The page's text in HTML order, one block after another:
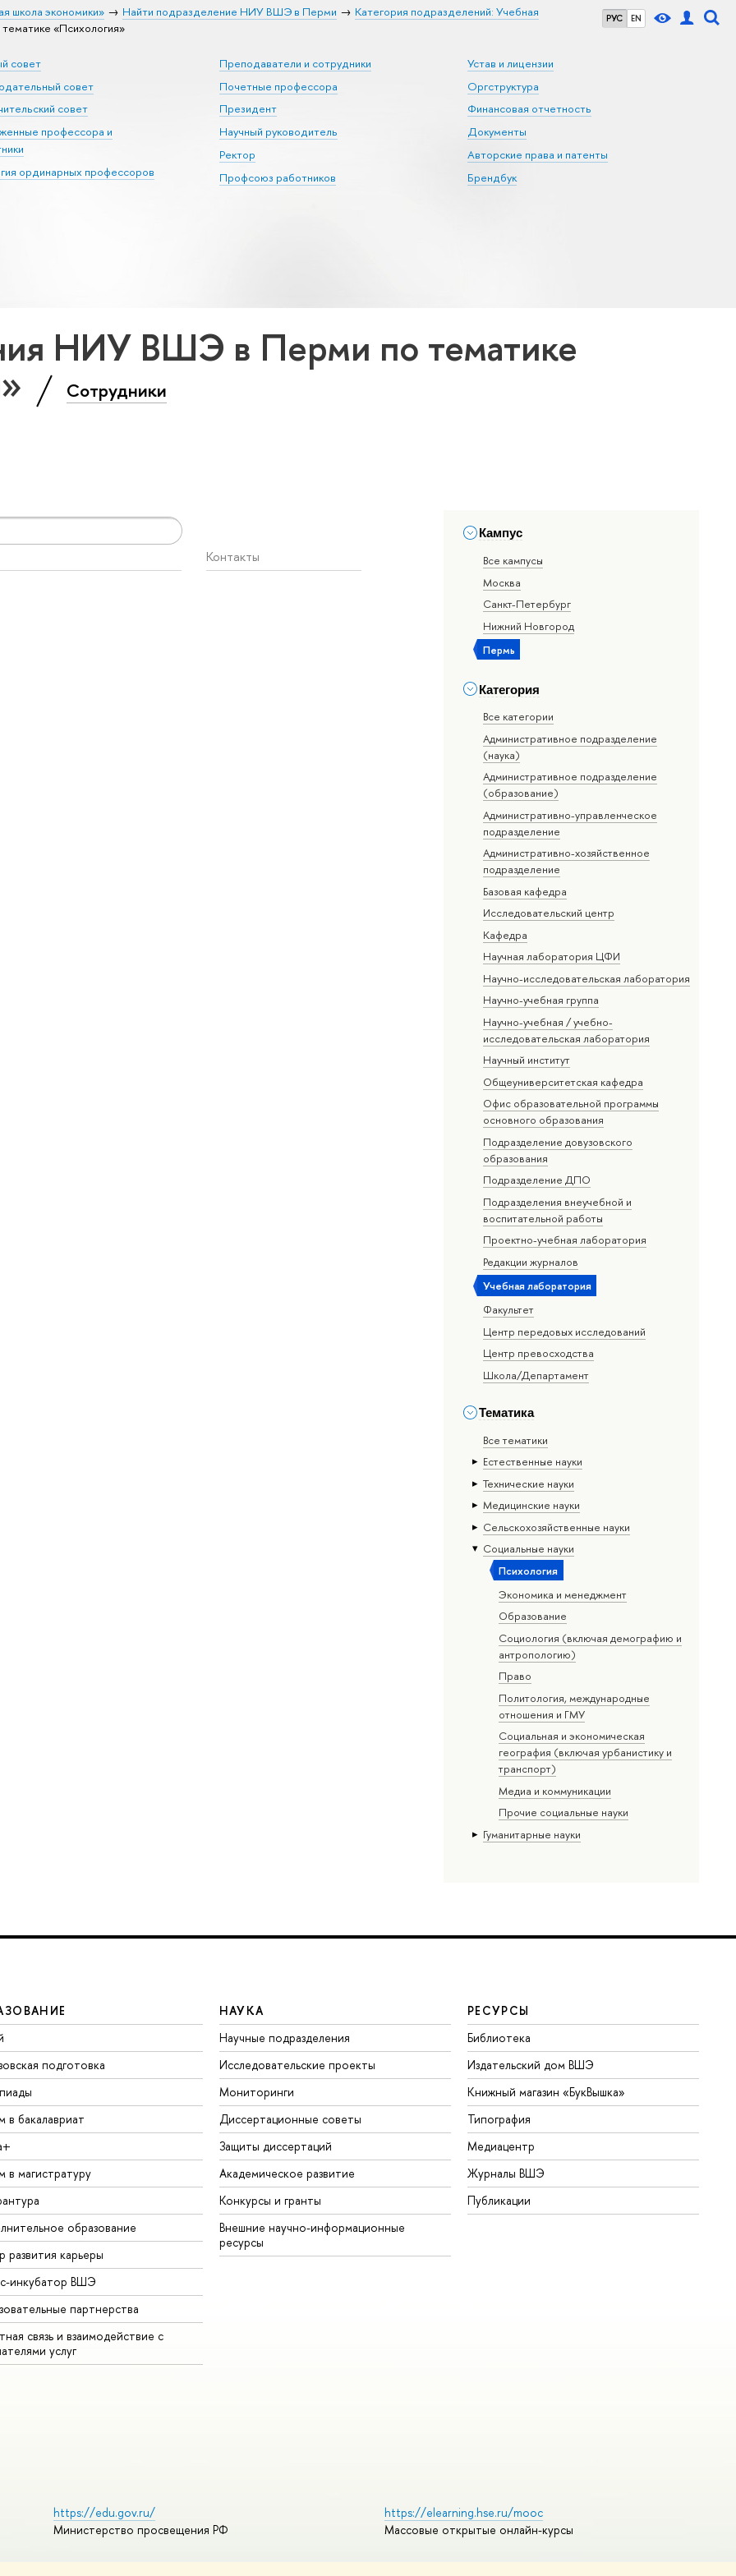
РУС EN
школа экономики» Найти подразделение НИУ ВШЭ в Перми
Категория подразделений: Учебная
«Психология»
совет
совет
совет
профессора и
ординарных профессоров
Преподаватели и сотрудники
Почетные профессора
Президент
Научный руководитель
Ректор
Профсоюз работников
Устав и лицензии
Оргструктура
Финансовая отчетность
Документы
Авторские права и патенты
Брендбук
НИУ ВШЭ в Перми по тематике
Сотрудники
Кампус
Все кампусы
Москва
Санкт-Петербург
Нижний Новгород
Пермь
Категория
Все категории
Административное подразделение
(наука)
Административное подразделение
(образование)
Административно-управленческое
подразделение
Административно-хозяйственное
подразделение
Базовая кафедра
Исследовательский центр
Кафедра
Научная лаборатория ЦФИ
Научно-исследовательская лаборатория
Научно-учебная группа
Научно-учебная / учебно-
исследовательская лаборатория
Научный институт
Общеуниверситетская кафедра
Офис образовательной программы
основного образования
Подразделение довузовского
образования
Подразделение ДПО
Подразделения внеучебной и
воспитательной работы
Проектно-учебная лаборатория
Редакции журналов
Учебная лаборатория
Факультет
Центр передовых исследований
Центр превосходства
Школа/Департамент
Тематика
Все тематики
Естественные науки
Тех­ничес­кие науки
Медицинские науки
Сельскохозяйственные науки
Социальные науки
Психология
Экономика и менеджмент
Образование
Социология (включая демографию и
антропологию)
Право
Политология, международные
отношения и ГМУ
Социальная и экономическая
география (включая урбанистику и
транспорт)
Медиа и коммуникации
Прочие социальные науки
Гуманитарные науки
Контакты
подготовка
в бакалавриат
в магистратуру
образование
развития карьеры
инкубатор ВШЭ
партнерства
связь и взаимодействие с
услуг
НАУКА
Научные подразделения
Исследовательские проекты
Мониторинги
Диссертационные советы
Защиты диссертаций
Академическое развитие
Конкурсы и гранты
Внешние научно-информационные
ресурсы
РЕСУРСЫ
Библиотека
Издательский дом ВШЭ
Книжный магазин «БукВышка»
Типография
Медиацентр
Журналы ВШЭ
Публикации
https://edu.gov.ru/
Министерство просвещения РФ
https://elearning.hse.ru/mooc
Массовые открытые онлайн-курсы